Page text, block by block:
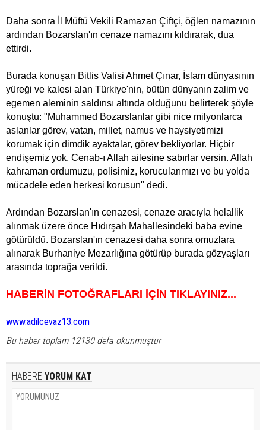
Daha sonra İl Müftü Vekili Ramazan Çiftçi, öğlen namazının
ardından Bozarslan'ın cenaze namazını kıldırarak, dua
ettirdi.
Burada konuşan Bitlis Valisi Ahmet Çınar, İslam dünyasının
yüreği ve kalesi alan Türkiye'nin, bütün dünyanın zalim ve
egemen aleminin saldırısı altında olduğunu belirterek şöyle
konuştu: "Muhammed Bozarslanlar gibi nice milyonlarca
aslanlar görev, vatan, millet, namus ve haysiyetimizi
korumak için dimdik ayaktalar, görev bekliyorlar. Hiçbir
endişemiz yok. Cenab-ı Allah ailesine sabırlar versin. Allah
kahraman ordumuzu, polisimiz, korucularımızı ve bu yolda
mücadele eden herkesi korusun" dedi.
Ardından Bozarslan'ın cenazesi, cenaze aracıyla helallik
alınmak üzere önce Hıdırşah Mahallesindeki baba evine
götürüldü. Bozarslan'ın cenazesi daha sonra omuzlara
alınarak Burhaniye Mezarlığına götürüp burada gözyaşları
arasında toprağa verildi.
HABERİN FOTOĞRAFLARI İÇİN TIKLAYINIZ...
www.adilcevaz13.com
Bu haber toplam 12130 defa okunmuştur
HABERE YORUM KAT